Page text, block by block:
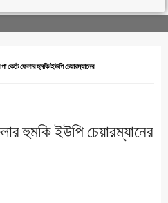
পা কেটে ফেলার হুমকি ইউপি চেয়ারম্যানের
হুমকি ইউপি চেয়ারম্যানের